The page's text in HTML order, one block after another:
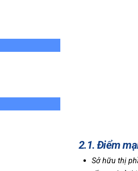
2.1. Điểm
Sở hữu thị